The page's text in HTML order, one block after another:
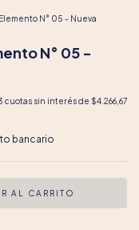
N° 05 - Nueva
N° 05 -
cuotas sin interés de $4.266,67
bancario